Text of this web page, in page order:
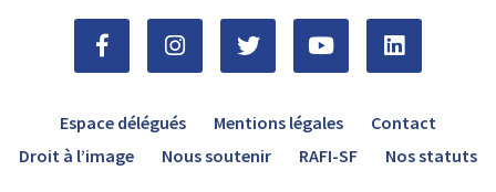
Espace délégués Mentions légales
Contact
Droit à l’image
Nous soutenir RAFI-SF Nos statuts